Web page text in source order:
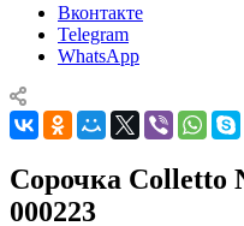
Вконтакте
Telegram
WhatsApp
Сорочка Colletto
000223